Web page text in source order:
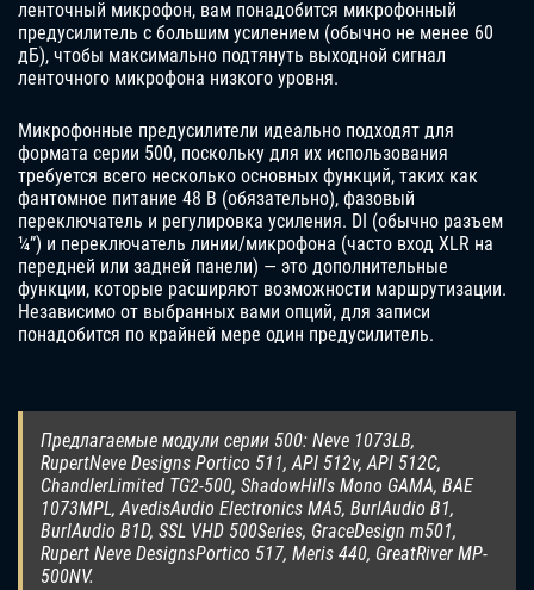
ленточный микрофон, вам понадобится микрофонный
предусилитель с большим усилением (обычно не менее 60
дБ), чтобы максимально подтянуть выходной сигнал
ленточного микрофона низкого уровня.
Микрофонные предусилители идеально подходят для
формата серии 500, поскольку для их использования
требуется всего несколько основных функций, таких как
фантомное питание 48 В (обязательно), фазовый
переключатель и регулировка усиления. DI (обычно разъем
¼”) и переключатель линии/микрофона (часто вход XLR на
передней или задней панели) — это дополнительные
функции, которые расширяют возможности маршрутизации.
Независимо от выбранных вами опций, для записи
понадобится по крайней мере один предусилитель.
Предлагаемые модули серии 500: Neve 1073LB,
RupertNeve Designs Portico 511, API 512v, API 512C,
ChandlerLimited TG2-500, ShadowHills Mono GAMA, BAE
1073MPL, AvedisAudio Electronics MA5, BurlAudio B1,
BurlAudio B1D, SSL VHD 500Series, GraceDesign m501,
Rupert Neve DesignsPortico 517, Meris 440, GreatRiver MP-
500NV.